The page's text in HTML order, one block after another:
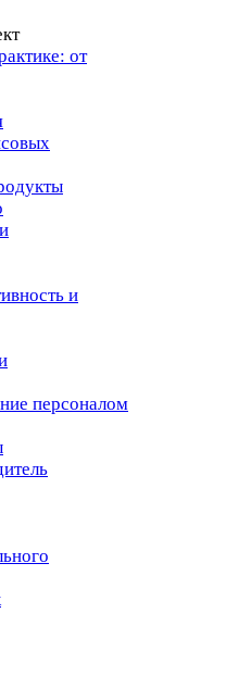
от
и
персоналом